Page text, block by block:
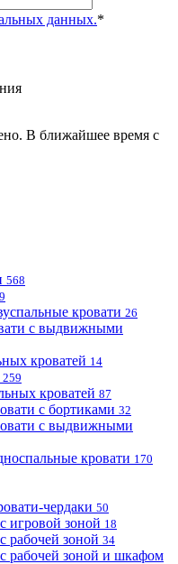
данных.*
В ближайшее время с
568
кровати 26
с выдвижными
кроватей 14
259
кроватей 87
с бортиками 32
с выдвижными
кровати 170
чердаки 50
игровой зоной 18
рабочей зоной 34
рабочей зоной и шкафом